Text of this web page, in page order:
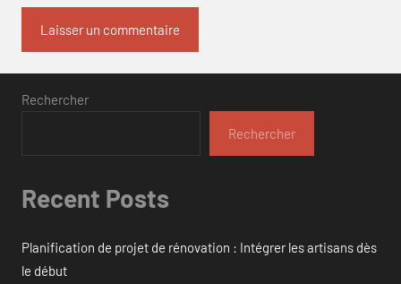
Rechercher
Rechercher
Recent Posts
Planification de projet de rénovation : Intégrer les artisans dès
le début